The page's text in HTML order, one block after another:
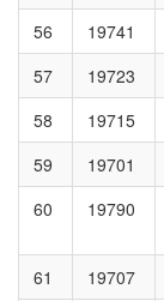
56 19741
57
19723
58
19715
59
19701
60
19790
61 19707